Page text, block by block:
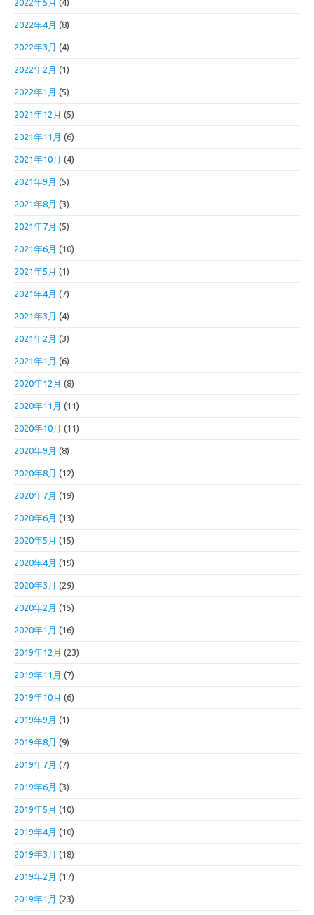
2022年5月 (4)
2022年4月 (8)
2022年3月 (4)
2022年2月 (1)
2022年1月 (5)
2021年12月 (5)
2021年11月 (6)
2021年10月 (4)
2021年9月 (5)
2021年8月 (3)
2021年7月 (5)
2021年6月 (10)
2021年5月 (1)
2021年4月 (7)
2021年3月 (4)
2021年2月 (3)
2021年1月 (6)
2020年12月 (8)
2020年11月 (11)
2020年10月 (11)
2020年9月 (8)
2020年8月 (12)
2020年7月 (19)
2020年6月 (13)
2020年5月 (15)
2020年4月 (19)
2020年3月 (29)
2020年2月 (15)
2020年1月 (16)
2019年12月 (23)
2019年11月 (7)
2019年10月 (6)
2019年9月 (1)
2019年8月 (9)
2019年7月 (7)
2019年6月 (3)
2019年5月 (10)
2019年4月 (10)
2019年3月 (18)
2019年2月 (17)
2019年1月 (23)